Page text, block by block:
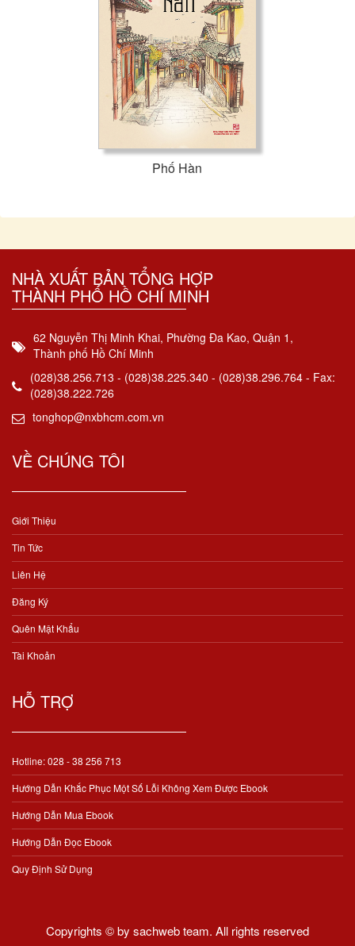
Phố Hàn
NHÀ XUẤT BẢN TỔNG HỢP
THÀNH PHỐ HỒ CHÍ MINH
62 Nguyễn Thị Minh Khai, Phường Đa Kao, Quận 1,
Thành phố Hồ Chí Minh
(028)38.256.713 - (028)38.225.340 - (028)38.296.764 - Fax:
(028)38.222.726
tonghop@nxbhcm.com.vn
VỀ CHÚNG TÔI
Giới Thiệu
Tin Tức
Liên Hệ
Đăng Ký
Quên Mật Khẩu
Tài Khoản
HỖ TRỢ
Hotline: 028 - 38 256 713
Hướng Dẫn Khắc Phục Một Số Lỗi Không Xem Được Ebook
Hướng Dẫn Mua Ebook
Hướng Dẫn Đọc Ebook
Quy Định Sử Dụng
Copyrights © by sachweb team. All rights reserved